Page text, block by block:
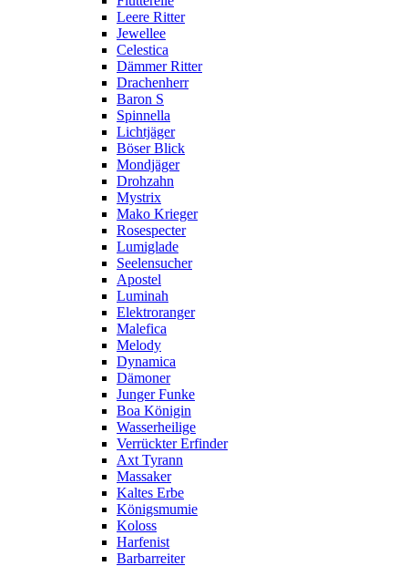
Leere Ritter
Jewellee
Celestica
Dämmer Ritter
Drachenherr
Baron S
Spinnella
Lichtjäger
Böser Blick
Mondjäger
Drohzahn
Mystrix
Mako Krieger
Rosespecter
Lumiglade
Seelensucher
Apostel
Luminah
Elektroranger
Malefica
Melody
Dynamica
Dämoner
Junger Funke
Boa Königin
Wasserheilige
Verrückter Erfinder
Axt Tyrann
Massaker
Kaltes Erbe
Königsmumie
Koloss
Harfenist
Barbarreiter